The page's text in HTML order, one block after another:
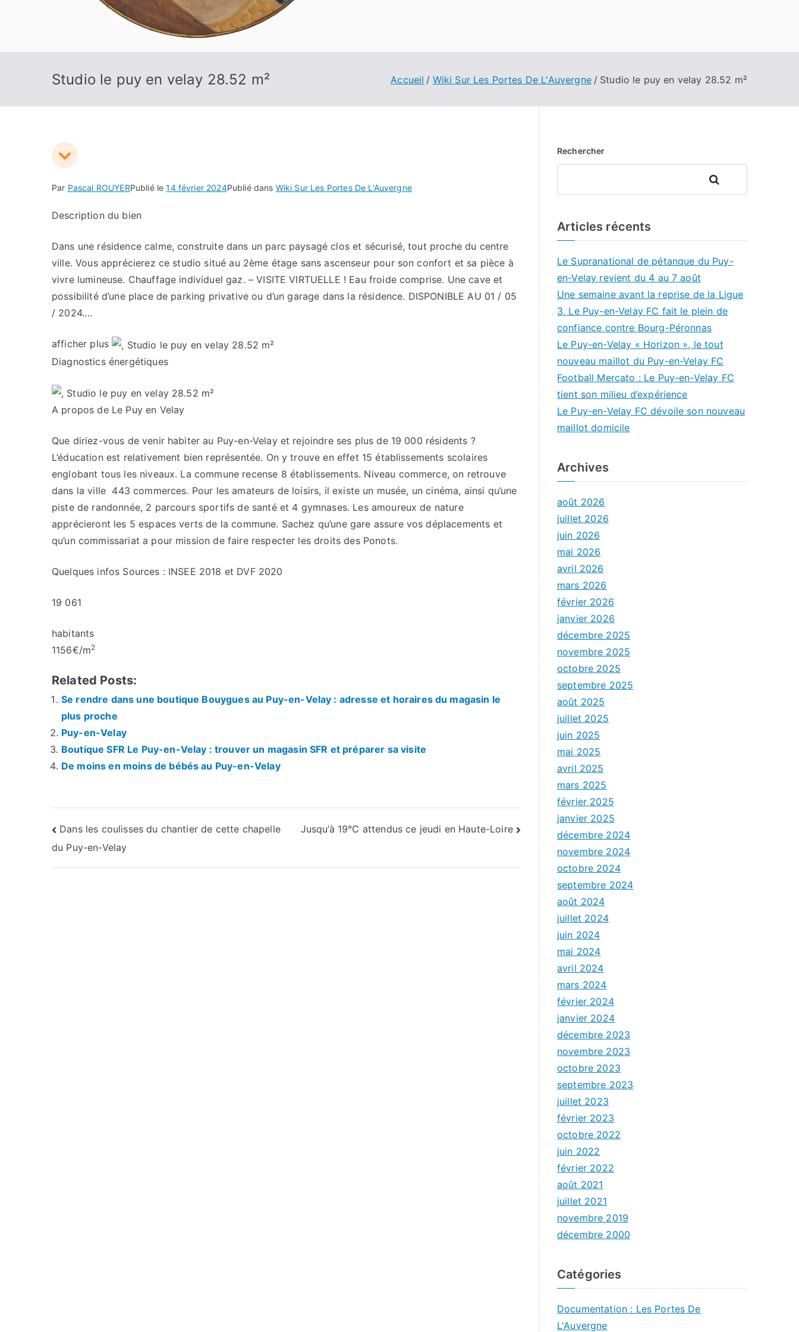
Studio le puy en velay 28.52 m² Accueil Wiki Sur Les Portes De L'Auvergne Studio le puy en velay 28.52 m²
Par Pascal ROUYERPublié le14 février 2024Publié dans Wiki Sur Les Portes De L'Auvergne
Description du bien
Dans une résidence calme, construite dans un parc paysagé clos et sécurisé, tout proche du centre
ville. Vous apprécierez ce studio situé au 2ème étage sans ascenseur pour son confort et sa pièce à
vivre lumineuse. Chauffage individuel gaz. – VISITE VIRTUELLE ! Eau froide comprise. Une cave et
possibilité d’une place de parking privative ou d’un garage dans la résidence. DISPONIBLE AU 01 / 05
/ 2024….
afficher plus
Diagnostics énergétiques
A propos de Le Puy en Velay
Que diriez-vous de venir habiter au Puy-en-Velay et rejoindre ses plus de 19 000 résidents ?
L’éducation est relativement bien représentée. On y trouve en effet 15 établissements scolaires
englobant tous les niveaux. La commune recense 8 établissements. Niveau commerce, on retrouve
dans la ville 443 commerces. Pour les amateurs de loisirs, il existe un musée, un cinéma, ainsi qu’une
piste de randonnée, 2 parcours sportifs de santé et 4 gymnases. Les amoureux de nature
apprécieront les 5 espaces verts de la commune. Sachez qu’une gare assure vos déplacements et
qu’un commissariat a pour mission de faire respecter les droits des Ponots.
Quelques infos Sources : INSEE 2018 et DVF 2020
19 061
habitants
1156€/m2
Related Posts:
Se rendre dans une boutique Bouygues au Puy-en-Velay : adresse et horaires du magasin le
plus proche
Puy-en-Velay
Boutique SFR Le Puy-en-Velay : trouver un magasin SFR et préparer sa visite
De moins en moins de bébés au Puy-en-Velay
Navigation
de
Dans les coulisses du chantier de cette chapelle
du Puy-en-Velay
Jusqu’à 19°C attendus ce jeudi en Haute-Loire
Rechercher
Rechercher
Articles récents
Le Supranational de pétanque du Puy-
en-Velay revient du 4 au 7 août
Une semaine avant la reprise de la Ligue
3, Le Puy-en-Velay FC fait le plein de
confiance contre Bourg-Péronnas
Le Puy-en-Velay « Horizon », le tout
nouveau maillot du Puy-en-Velay FC
Football Mercato : Le Puy-en-Velay FC
tient son milieu d’expérience
Le Puy-en-Velay FC dévoile son nouveau
maillot domicile
Archives
août 2026
juillet 2026
juin 2026
mai 2026
avril 2026
mars 2026
février 2026
janvier 2026
décembre 2025
novembre 2025
octobre 2025
septembre 2025
août 2025
juillet 2025
juin 2025
mai 2025
avril 2025
mars 2025
février 2025
janvier 2025
décembre 2024
novembre 2024
octobre 2024
septembre 2024
août 2024
juillet 2024
juin 2024
mai 2024
avril 2024
mars 2024
février 2024
janvier 2024
décembre 2023
novembre 2023
octobre 2023
septembre 2023
juillet 2023
février 2023
octobre 2022
juin 2022
février 2022
août 2021
juillet 2021
novembre 2019
décembre 2000
Catégories
Documentation : Les Portes De
L'Auvergne